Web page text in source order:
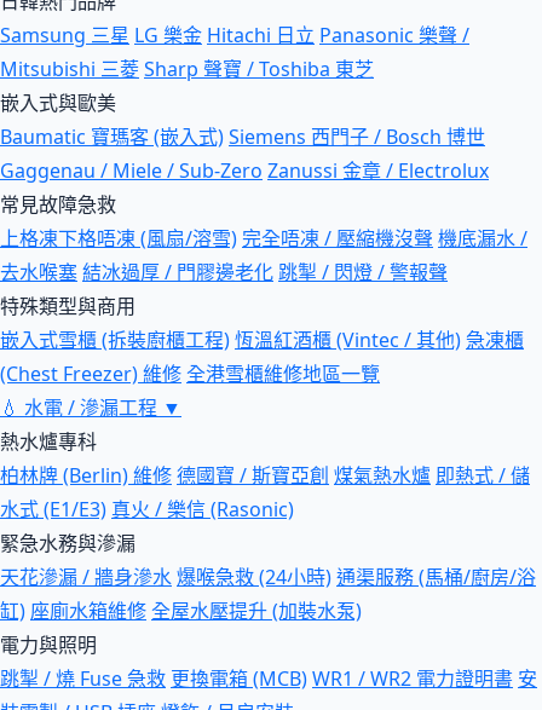
Samsung 三星 LG 樂金 Hitachi 日立 Panasonic 樂聲 /
Mitsubishi 三菱Sharp 聲寶 / Toshiba 東芝
嵌入式與歐美
Baumatic 寶瑪客 (嵌入式)Siemens 西門子 / Bosch 博世
Gaggenau / Miele / Sub-Zero Zanussi 金章 / Electrolux
常見故障急救
上格凍下格唔凍 (風扇/溶雪)完全唔凍 / 壓縮機沒聲 機底漏水 /
去水喉塞結冰過厚 / 門膠邊老化跳掣 / 閃燈 / 警報聲
特殊類型與商用
嵌入式雪櫃 (拆裝廚櫃工程)恆溫紅酒櫃 (Vintec / 其他)急凍櫃
(Chest Freezer) 維修全港雪櫃維修地區一覽
💧 水電 / 滲漏工程 ▼
熱水爐專科
柏林牌 (Berlin) 維修德國寶 / 斯寶亞創 煤氣熱水爐 即熱式 / 儲
水式 (E1/E3) 真火 / 樂信 (Rasonic)
緊急水務與滲漏
天花滲漏 / 牆身滲水爆喉急救 (24小時)通渠服務 (馬桶/廚房/浴
缸) 座廁水箱維修全屋水壓提升 (加裝水泵)
電力與照明
跳掣 / 燒 Fuse 急救 更換電箱 (MCB)WR1 / WR2 電力證明書 安